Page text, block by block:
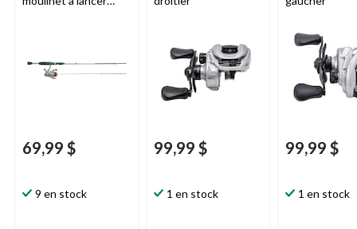
69,99 $
9 en stock
99,99 $
1 en stock
99,99 $
1 en stock